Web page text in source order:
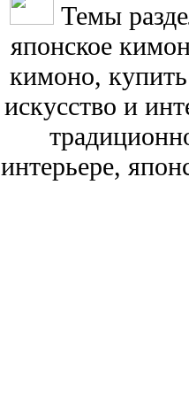
Темы
японское
кимоно,
искусство и
интерьере,